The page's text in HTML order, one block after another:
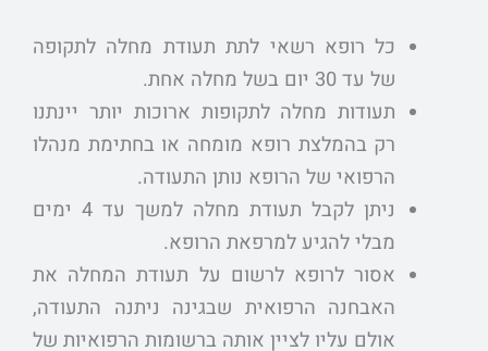
כל רופא רשאי לתת תעודת מחלה לתקופה
של עד 30 יום בשל מחלה אחת.
תעודות מחלה לתקופות ארוכות יותר יינתנו
רק בהמלצת רופא מומחה או בחתימת מנהלו
הרפואי של הרופא נותן התעודה.
ניתן לקבל תעודת מחלה למשך עד 4 ימים
מבלי להגיע למרפאת הרופא.
אסור לרופא לרשום על תעודת המחלה את
האבחנה הרפואית שבגינה ניתנה התעודה,
אולם עליו לציין אותה ברשומות הרפואיות של